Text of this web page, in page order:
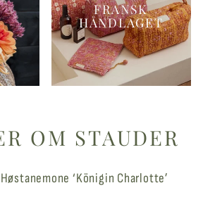
FRANSK
HÅNDLAGET
OM STAUDER
Høstanemone ‘Königin Charlotte’